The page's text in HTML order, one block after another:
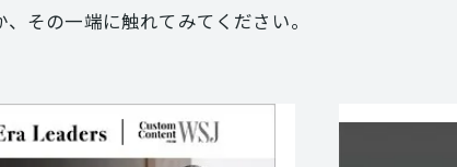
その一端に触れてみてください。